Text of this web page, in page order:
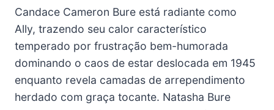
Candace Cameron Bure está radiante como
Ally, trazendo seu calor característico
temperado por frustração bem-humorada
dominando o caos de estar deslocada em 1945
enquanto revela camadas de arrependimento
herdado com graça tocante. Natasha Bure